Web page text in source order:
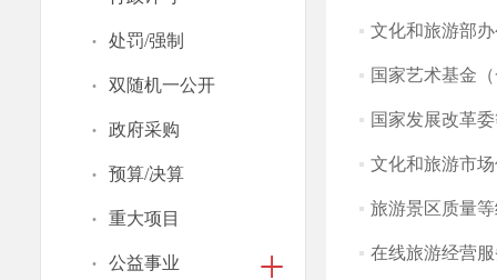
· 处罚/强制
· 双随机一公开
· 政府采购
· 预算/决算
· 重大项目
· 公益事业
文化和旅游部
国家艺术基金
国家发展改革
文化和旅游市
旅游景区质量
在线旅游经营